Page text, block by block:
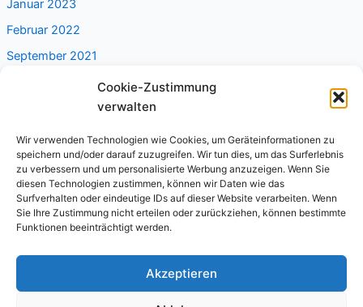
Cookie-Zustimmung
verwalten
Wir verwenden Technologien wie Cookies, um Geräteinformationen zu
speichern und/oder darauf zuzugreifen. Wir tun dies, um das Surferlebnis
zu verbessern und um personalisierte Werbung anzuzeigen. Wenn Sie
diesen Technologien zustimmen, können wir Daten wie das
Surfverhalten oder eindeutige IDs auf dieser Website verarbeiten. Wenn
Sie Ihre Zustimmung nicht erteilen oder zurückziehen, können bestimmte
Funktionen beeinträchtigt werden.
Akzeptieren
Januar 2023
Februar 2022
September 2021
Categories
Alleine reisen
Frauenreisen
Nicht kategorisiert
Copyright © 2026 reiselady.com